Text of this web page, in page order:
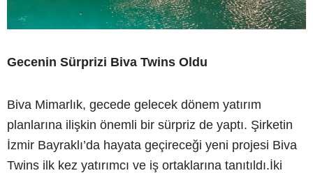
Gecenin Sürprizi Biva Twins Oldu
Biva Mimarlık, gecede gelecek dönem yatırım
planlarına ilişkin önemli bir sürpriz de yaptı. Şirketin
İzmir Bayraklı’da hayata geçireceği yeni projesi Biva
Twins ilk kez yatırımcı ve iş ortaklarına tanıtıldı.İki